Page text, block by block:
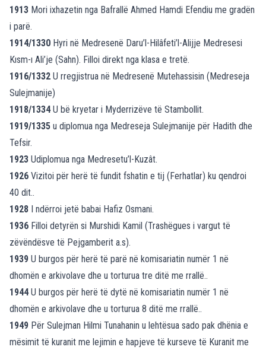
1913 Mori ixhazetin nga Bafrallë Ahmed Hamdi Efendiu me gradën
i parë.
1914/1330 Hyri në Medresenë Daru’l-Hilâfeti’l-Alijje Medresesi
Kısm-ı Ali’je (Sahn). Filloi direkt nga klasa e tretë.
1916/1332 U rregjistrua në Medresenë Mutehassisin (Medreseja
Sulejmanije)
1918/1334U bë kryetar i Myderrizëve të Stambollit.
1919/1335 u diplomua nga Medreseja Sulejmanije për Hadith dhe
Tefsir.
1923 Udiplomua nga Medresetu’l-Kuzât.
1926 Vizitoi për herë të fundit fshatin e tij (Ferhatlar) ku qendroi
40 dit..
1928 I ndërroi jetë babai Hafiz Osmani.
1936 Filloi detyrën si Murshidi Kamil (Trashëgues i vargut të
zëvëndësve të Pejgamberit a.s).
1939 U burgos për herë të parë në komisariatin numër 1 në
dhomën e arkivolave dhe u torturua tre ditë me rrallë..
1944U burgos për herë të dytë në komisariatin numër 1 në
dhomën e arkivolave dhe u torturua 8 ditë me rrallë..
1949 Për Sulejman Hilmi Tunahanin u lehtësua sado pak dhënia e
mësimit të kuranit me lejimin e hapjeve të kurseve të Kuranit me